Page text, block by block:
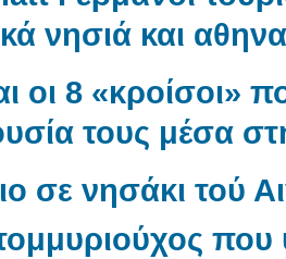
νησιά και
οι 8 «κροίσοι»
τους μέσα
σε νησάκι τού
που